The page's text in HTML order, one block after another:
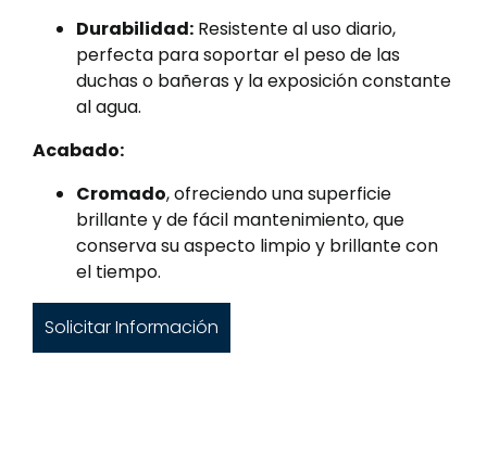
Durabilidad: Resistente al uso diario,
perfecta para soportar el peso de las
duchas o bañeras y la exposición constante
al agua.
Acabado:
Cromado, ofreciendo una superficie
brillante y de fácil mantenimiento, que
conserva su aspecto limpio y brillante con
el tiempo.
Solicitar Información